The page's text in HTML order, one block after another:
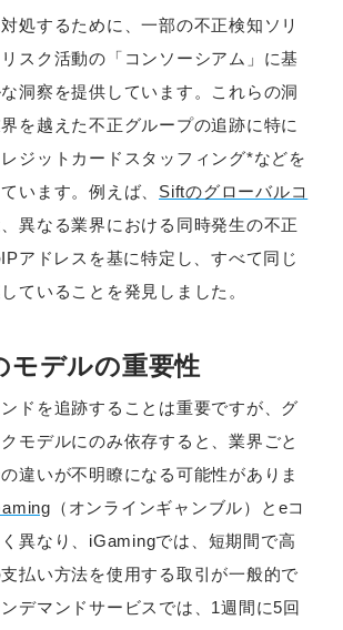
処するために、一部の不正検知ソリ
スク活動の「コンソーシアム」に基
洞察を提供しています。これらの洞
を越えた不正グループの追跡に特に
ジットカードスタッフィング*などを
います。例えば、 Siftのグローバルコ
異なる業界における同時発生の不正
アドレスを基に特定し、すべて同じ
ていることを発見しました。
モデルの重要性
ドを追跡することは重要ですが、グ
モデルにのみ依存すると、業界ごと
違いが不明瞭になる可能性がありま
（オンラインギャンブル）とeコ
異なり、iGamingでは、短期間で高
払い方法を使用する取引が一般的で
デマンドサービスでは、1週間に5回